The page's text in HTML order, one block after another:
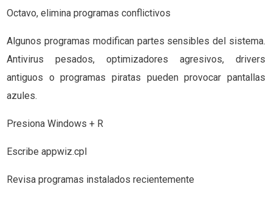
Octavo, elimina programas conflictivos
Algunos programas modifican partes sensibles del sistema.
Antivirus pesados, optimizadores agresivos, drivers
antiguos o programas piratas pueden provocar pantallas
azules.
Presiona Windows + R
Escribe appwiz.cpl
Revisa programas instalados recientemente